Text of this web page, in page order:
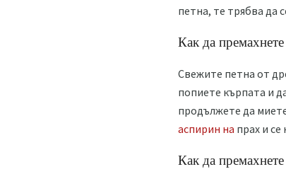
петна, те трябва да
Как да
Свежите петна от
попиете кърпата и
продължете да
аспирин на прах и се
Как да